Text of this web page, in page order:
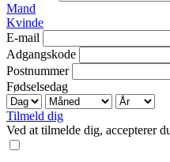
Mand
Kvinde
E-mail
Adgangskode
Postnummer
Fødselsedag
Tilmeld dig
Ved at tilmelde dig, accepterer